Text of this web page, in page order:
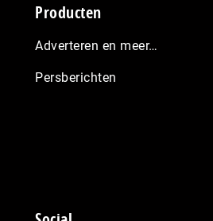
Producten
Adverteren en meer…
Persberichten